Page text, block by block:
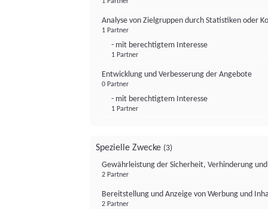
Analyse von Zielgruppen durch Statistiken oder
1 Partner
- mit berechtigtem Interesse
1 Partner
Entwicklung und Verbesserung der Angebote
0 Partner
- mit berechtigtem Interesse
1 Partner
Spezielle Zwecke (3)
Gewährleistung der Sicherheit, Verhinderung
2 Partner
Bereitstellung und Anzeige von Werbung und
2 Partner